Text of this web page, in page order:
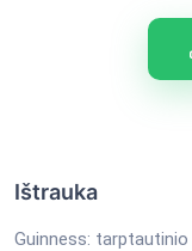
Ištrauka
Guinness: